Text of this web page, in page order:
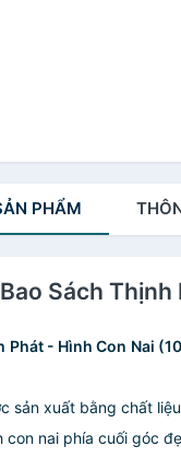
PHẨM
Sách
Phát - Hình Con Nai
sản xuất bằng chất
con nai phía cuối góc